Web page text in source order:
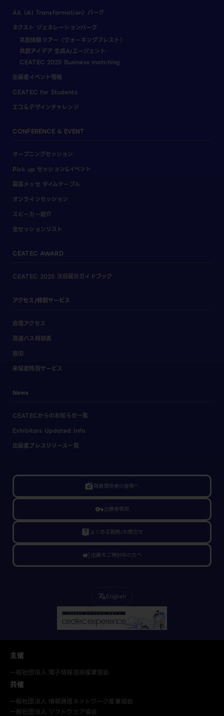
AX（AI Transformation）パーク
ネクスト ジェネレーションパーク
共創体験ツアー（ウォーキングブレスト）
共創アイデア 生成AIエージェント
CEATEC 2025 Business matching
出展者イベント情報
CEATEC for Students
エコ＆デザインチャレンジ
CONFERENCE & EVENT
オープニングセッション
Pick up セッション&イベント
幕張メッセ タイムテーブル
オンラインセッション
スピーカー紹介
全セッションリスト
CEATEC AWARD
CEATEC 2025 注目展示ガイドブック
アクセス/特別サービス
会場アクセス
高速バス時刻表
宿泊
来場者特別サービス
News
CEATECからのお知らせ一覧
Exhibitors Updated Info
出展者プレスリリース一覧
linked_camera報道関係者の皆様へ
vpn_key出展者専用
live_help よくある質問/お問合せ
campaign出展をご検討中の方へ
translateEnglish
主催
一般社団法人 電子情報技術産業協会
共催
一般社団法人 情報通信ネットワーク産業協会
一般社団法人 ソフトウェア協会